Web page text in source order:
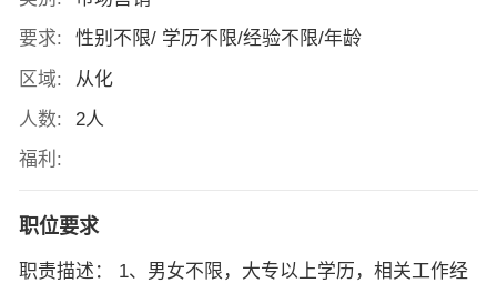
要求:
性别不限/ 学历不限/经验不限/年龄
区域:
从化
人数:
2人
福利:
职位要求
职责描述： 1、男女不限，大专以上学历，相关工作经